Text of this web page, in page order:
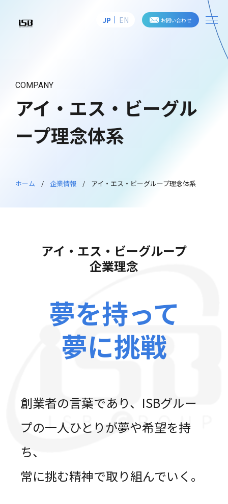
株式会社アイ・エス・ビー
JP EN お問い合わせ
アイ・エス・ビーグル
ープ理念体系
COMPANY
ホーム 企業情報 アイ・エス・ビーグループ理念体系
アイ・エス・ビーグループ
企業理念
夢を持って
夢に挑戦
創業者の言葉であり、ISBグルー
プの一人ひとりが夢や希望を持
ち、
常に挑む精神で取り組んでいく。